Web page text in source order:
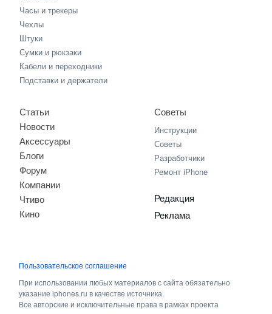
Часы и трекеры
Чехлы
Штуки
Сумки и рюкзаки
Кабели и переходники
Подставки и держатели
Статьи
Новости
Аксессуары
Блоги
Форум
Компании
Чтиво
Кино
Советы
Инструкции
Советы
Разработчики
Ремонт iPhone
Редакция
Реклама
Пользовательское соглашение
При использовании любых материалов с сайта обязательно
указание iphones.ru в качестве источника.
Все авторские и исключительные права в рамках проекта